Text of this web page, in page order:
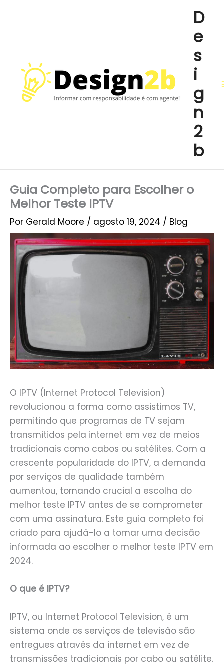
D
e
s
i
g
n
2
b
Guia Completo para Escolher o
Melhor Teste IPTV
Por Gerald Moore / agosto 19, 2024 / Blog
O IPTV (Internet Protocol Television)
revolucionou a forma como assistimos TV,
permitindo que programas de TV sejam
transmitidos pela internet em vez de meios
tradicionais como cabos ou satélites. Com a
crescente popularidade do IPTV, a demanda
por serviços de qualidade também
aumentou, tornando crucial a escolha do
melhor teste IPTV antes de se comprometer
com uma assinatura. Este guia completo foi
criado para ajudá-lo a tomar uma decisão
informada ao escolher o melhor teste IPTV em
2024.
O que é IPTV?
IPTV, ou Internet Protocol Television, é um
sistema onde os serviços de televisão são
entregues através da internet em vez de
transmissões tradicionais por cabo ou satélite.